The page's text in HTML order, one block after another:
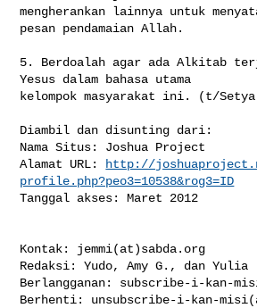
http://
profile.php?peo3=10538&rog3=ID
Tanggal akses: Maret 2012
Kontak: jemmi(at)sabda.org
Redaksi: Yudo, Amy G., dan Yulia
Berlangganan: subscribe-i-kan-
Berhenti: unsubscribe-i-kan-